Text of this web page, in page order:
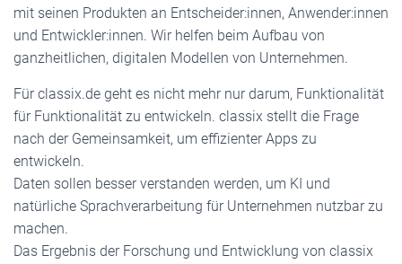
mit seinen Produkten an Entscheider:innen, Anwender:innen
und Entwickler:innen. Wir helfen beim Aufbau von
ganzheitlichen, digitalen Modellen von Unternehmen.
Für classix.de geht es nicht mehr nur darum, Funktionalität
für Funktionalität zu entwickeln. classix stellt die Frage
nach der Gemeinsamkeit, um effizienter Apps zu
entwickeln.
Daten sollen besser verstanden werden, um KI und
natürliche Sprachverarbeitung für Unternehmen nutzbar zu
machen.
Das Ergebnis der Forschung und Entwicklung von classix